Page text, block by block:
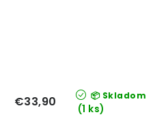
📦 Skladom
(1 ks)
€33,90